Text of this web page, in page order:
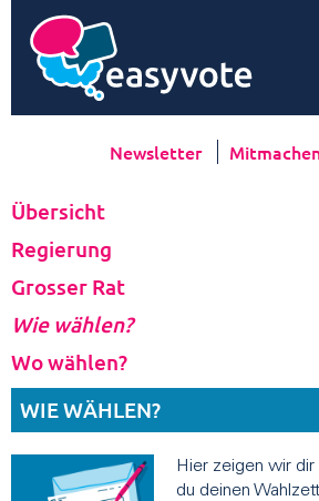
Newsletter
Übersicht
Regierung
Grosser Rat
Wie wählen?
Wo wählen?
WIE WÄHLEN?
Hier zeigen wir
du deinen